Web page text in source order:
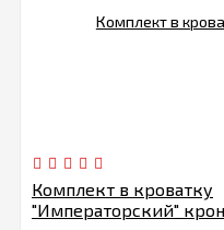
Комплект в кроватку
"Императорский"